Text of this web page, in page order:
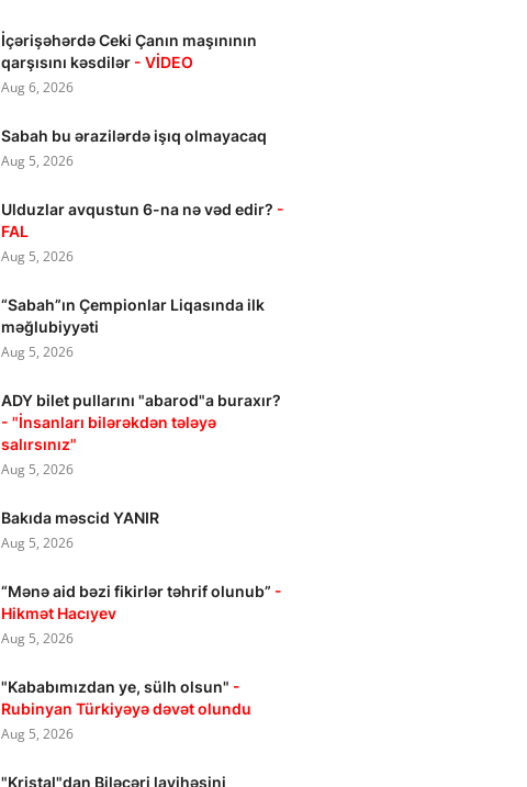
İçərişəhərdə Ceki Çanın maşınının
qarşısını kəsdilər - VİDEO
Aug 6, 2026
Sabah bu ərazilərdə işıq olmayacaq
Aug 5, 2026
Ulduzlar avqustun 6-na nə vəd edir? -
FAL
Aug 5, 2026
“Sabah”ın Çempionlar Liqasında ilk
məğlubiyyəti
Aug 5, 2026
ADY bilet pullarını "abarod"a buraxır?
- "İnsanları bilərəkdən tələyə
salırsınız"
Aug 5, 2026
Bakıda məscid YANIR
Aug 5, 2026
“Mənə aid bəzi fikirlər təhrif olunub” -
Hikmət Hacıyev
Aug 5, 2026
"Kababımızdan ye, sülh olsun" -
Rubinyan Türkiyəyə dəvət olundu
Aug 5, 2026
"Kristal"dan Biləcəri layihəsini